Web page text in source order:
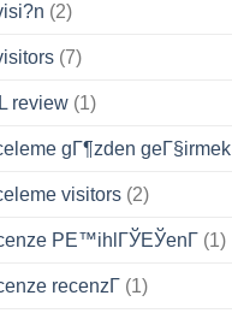
(2)
(7)
review (1)
gГ¶zden geГ§irmek
visitors (2)
PЕ™ihlГЎЕЎenГ­ (1)
recenzГ­ (1)